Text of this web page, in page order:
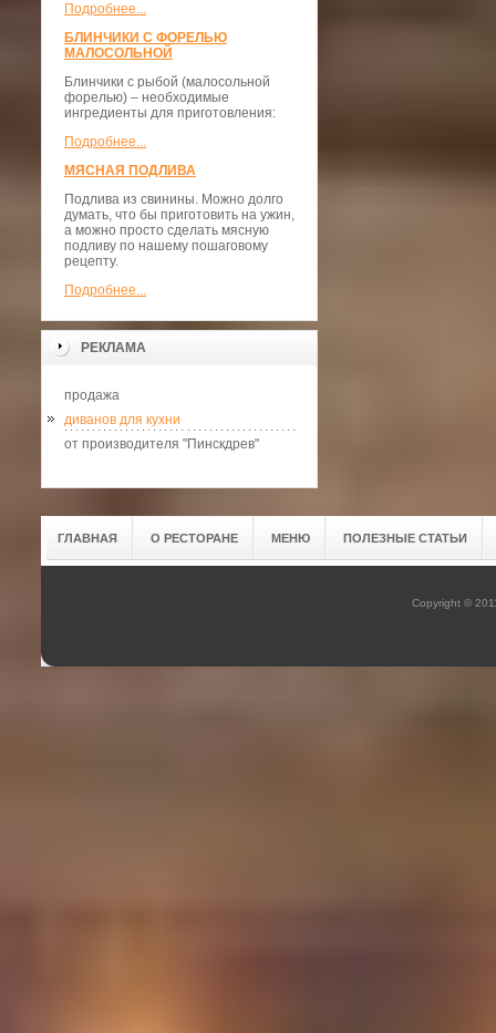
Подробнее...
БЛИНЧИКИ С ФОРЕЛЬЮ
МАЛОСОЛЬНОЙ
Блинчики с рыбой (малосольной
форелью) – необходимые
ингредиенты для приготовления:
Подробнее...
МЯСНАЯ ПОДЛИВА
Подлива из свинины. Можно долго
думать, что бы приготовить на ужин,
а можно просто сделать мясную
подливу по нашему пошаговому
рецепту.
Подробнее...
РЕКЛАМА
продажа
диванов для кухни
от производителя "Пинскдрев"
ГЛАВНАЯ О РЕСТОРАНЕ МЕНЮ ПОЛЕЗНЫЕ СТАТЬИ
Copyright ©